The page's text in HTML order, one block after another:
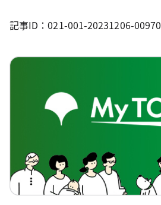
記事ID：021-001-20231206-